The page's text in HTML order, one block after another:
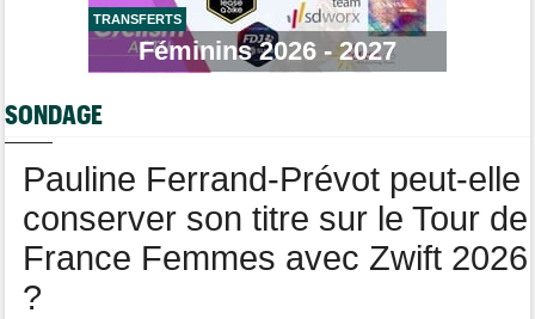
ans !
Transfert
Lotto-Intermarché fait passer pro trois jeunes de sa formation
Tour de Burgos
TRANSFERTS
Féminins 2026 - 2027
SONDAGE
Pauline Ferrand-Prévot peut-elle
conserver son titre sur le Tour de
France Femmes avec Zwift 2026
?